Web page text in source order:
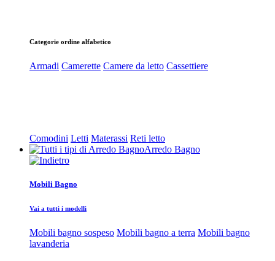
Categorie ordine alfabetico
Armadi Camerette Camere da letto Cassettiere
Comodini Letti Materassi Reti letto
Arredo Bagno
Mobili Bagno
Vai a tutti i modelli
Mobili bagno sospeso Mobili bagno a terra Mobili bagno
lavanderia